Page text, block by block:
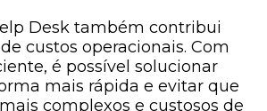
Desk também contribui
custos operacionais. Com
é possível solucionar
mais rápida e evitar que
complexos e custosos de